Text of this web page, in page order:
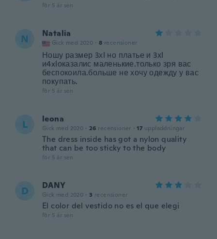
för 5 år sen
N Natalia
Gick med 2020 · 8 recensioner
Ношу размер 3хl но платье и 3хl
и4xlоказалис маленькие.только зря вас
беспокоила.больше не хочу одежду у вас
покупать.
för 5 år sen
L leona
Gick med 2020 · 26 recensioner · 17 uppladdningar
The dress inside has got a nylon quality
that can be too sticky to the body
för 5 år sen
D DANY
Gick med 2020 · 3 recensioner
El color del vestido no es el que elegi
för 5 år sen